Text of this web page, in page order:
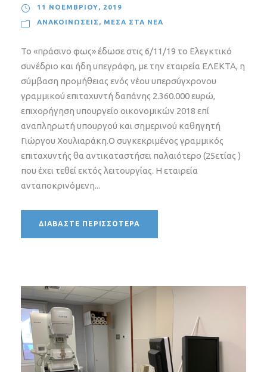
11 ΝΟΕΜΒΡΊΟΥ, 2019
ΑΝΑΚΟΙΝΏΣΕΙΣ
ΜΈΣΑ ΣΤΑ ΝΈΑ
Το «πράσινο φως» έδωσε στις 6/11/19 το Ελεγκτικό
συνέδριο και ήδη υπεγράφη, με την εταιρεία ΕΛΕΚΤΑ, η
σύμβαση προμήθειας ενός νέου υπερσύγχρονου
γραμμικού επιταχυντή δαπάνης 2.360.000 ευρώ,
επιχορήγηση υπουργείο οικονομικών 2018 επί
αναπληρωτή υπουργού και σημερινού καθηγητή
Γιώργου Χουλιαράκη.Ο συγκεκριμένος γραμμικός
επιταχυντής θα αντικαταστήσει παλαιότερο (25ετίας )
που έχει τεθεί εκτός λειτουργίας. Η εταιρεία
ανταποκρινόμενη...
ΔΙΑΒΆΣΤΕ ΠΕΡΙΣΣΌΤΕΡΑ